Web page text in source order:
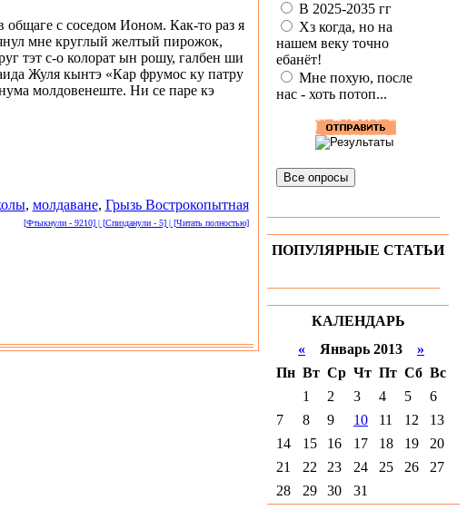
с соседом Ионом. Как-то раз я
мне круглый желтый пирожок,
тэт с-о колорат ын рошу, галбен ши
Жуля кынтэ «Кар фрумос ку патру
молдовенеште. Ни се паре кэ
, молдаване, Грызь Вострокопытная
[Фтыкнули - 9210] | [Спизданули - 5] | [Читать полностью]
В 2025-2035 гг
Хз когда, но на
нашем веку точно
ебанёт!
Мне похую, после
нас - хоть потоп...
Все опросы
ПОПУЛЯРНЫЕ СТАТЬИ
КАЛЕНДАРЬ
« Январь 2013 »
Пн Вт Ср Чт Пт Сб Вс
1
2 3 4 5
6
7
8 9 10 11 12
13
14
15 16 17 18 19
20
21
22 23 24 25 26
27
28
29 30 31